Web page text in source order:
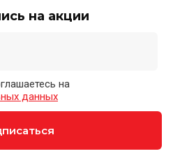
на акции
на
данных